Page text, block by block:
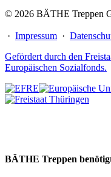
© 2026 BÄTHE Treppen
· Impressum ·
Gefördert durch den
Europäischen Sozialfonds.
BÄTHE Treppen